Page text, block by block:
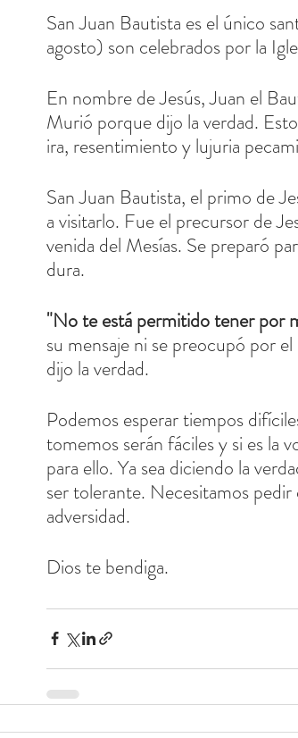
San Juan Bautista es el único
agosto) son celebrados por la
En nombre de Jesús, Juan el
Murió porque dijo la verdad.
ira, resentimiento y lujuria
San Juan Bautista, el primo de
a visitarlo. Fue el precursor de
venida del Mesías. Se preparó
dura.
"No te está permitido tener por
su mensaje ni se preocupó por
dijo la verdad.
Podemos esperar tiempos
tomemos serán fáciles y si es la
para ello. Ya sea diciendo la
ser tolerante. Necesitamos
adversidad.
Dios te bendiga.